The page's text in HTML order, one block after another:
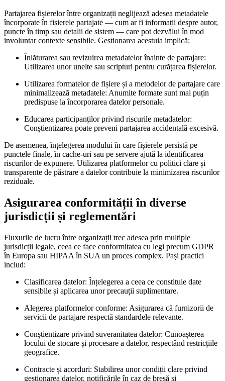
Partajarea fișierelor între organizații neglijează adesea metadatele
încorporate în fișierele partajate — cum ar fi informații despre autor,
puncte în timp sau detalii de sistem — care pot dezvălui în mod
involuntar contexte sensibile. Gestionarea acestuia implică:
Înlăturarea sau revizuirea metadatelor înainte de partajare:
Utilizarea unor unelte sau scripturi pentru curățarea fișierelor.
Utilizarea formatelor de fișiere și a metodelor de partajare care
minimalizează metadatele: Anumite formate sunt mai puțin
predispuse la încorporarea datelor personale.
Educarea participanților privind riscurile metadatelor:
Conștientizarea poate preveni partajarea accidentală excesivă.
De asemenea, înțelegerea modului în care fișierele persistă pe
punctele finale, în cache-uri sau pe servere ajută la identificarea
riscurilor de expunere. Utilizarea platformelor cu politici clare și
transparente de păstrare a datelor contribuie la minimizarea riscurilor
reziduale.
Asigurarea conformității în diverse
jurisdicții și reglementări
Fluxurile de lucru între organizații trec adesea prin multiple
jurisdicții legale, ceea ce face conformitatea cu legi precum GDPR
în Europa sau HIPAA în SUA un proces complex. Pași practici
includ:
Clasificarea datelor: Înțelegerea a ceea ce constituie date
sensibile și aplicarea unor precauții suplimentare.
Alegerea platformelor conforme: Asigurarea că furnizorii de
servicii de partajare respectă standardele relevante.
Conștientizare privind suveranitatea datelor: Cunoașterea
locului de stocare și procesare a datelor, respectând restricțiile
geografice.
Contracte și acorduri: Stabilirea unor condiții clare privind
gestionarea datelor, notificările în caz de breșă și